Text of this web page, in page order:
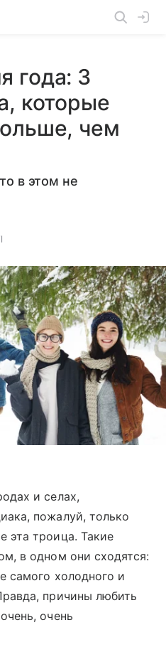
года: 3
которые
чем
в этом не
и селах,
пожалуй, только
эта троица. Такие
в одном они сходятся:
самого холодного и
причины любить
очень